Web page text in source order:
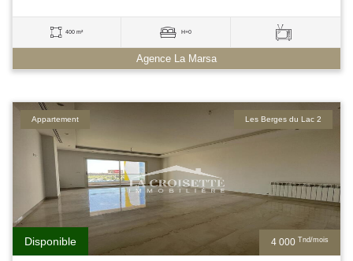
400 m² H+0
Agence La Marsa
4 000 Tnd/mois
Disponible
Les Berges du Lac 2
Appartement